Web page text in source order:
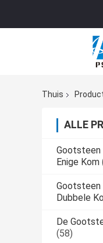
Thuis
ALLE
Gootsteen
Enige Kom
Gootsteen
Dubbele
De
(58)